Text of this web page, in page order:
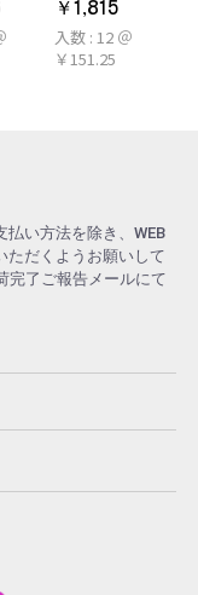
ミン
しぼ
￥1,815
入数 : 12 ＠
￥151.25
い方法を除き、WEB
ただくようお願いして
完了ご報告メールにて